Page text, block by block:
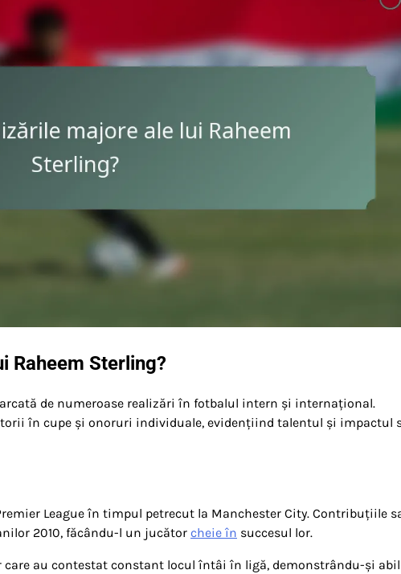
Raheem Sterling?
de numeroase realizări în fotbalul intern și internațional.
în cupe și onoruri individuale, evidențiind talentul și impactul
League în timpul petrecut la Manchester City. Contribuțiile
2010, făcându-l un jucător cheie în succesul lor.
care au contestat constant locul întâi în ligă, demonstrându-și